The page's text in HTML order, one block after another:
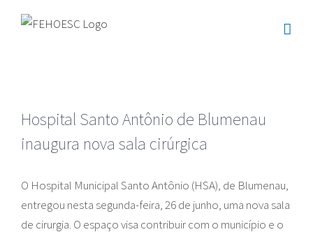
Hospital Santo Antônio de Blumenau
inaugura nova sala cirúrgica
O Hospital Municipal Santo Antônio (HSA), de Blumenau,
entregou nesta segunda-feira, 26 de junho, uma nova sala
de cirurgia. O espaço visa contribuir com o município e o